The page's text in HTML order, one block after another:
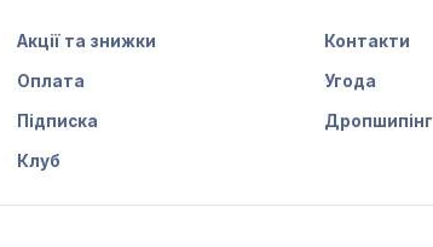
Акції та знижки Контакти
Оплата Угода
Підписка Дропшипінг
Клуб